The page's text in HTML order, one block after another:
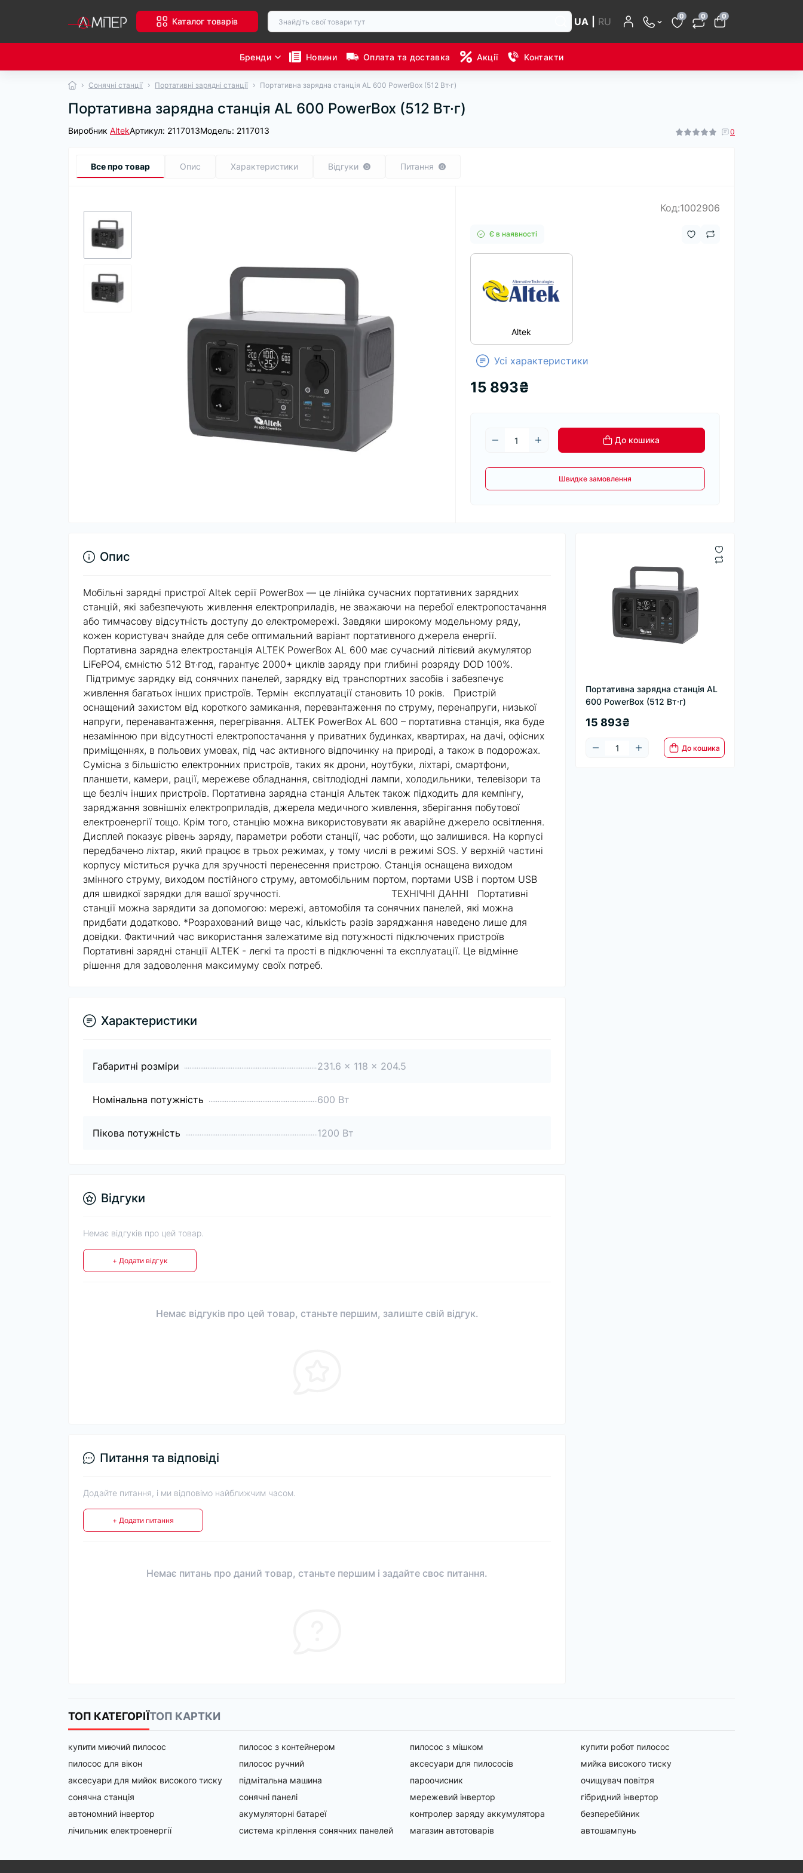
Каталог товарів UA RU 0 0 0
Бренди Новини Оплата та доставка Акції Контакти
Сонячні станції Портативні зарядні станції Портативна зарядна станція AL 600 PowerBox (512 Вт·г)
Портативна зарядна станція AL 600 PowerBox (512 Вт·г)
Виробник AltekАртикул: 2117013Модель: 2117013 0
Все про товар Опис Характеристики Відгуки 0 Питання 0
Код:1002906
Є в наявності
Altek
Усі характеристики
15 893₴
До кошика
Швидке замовлення
Портативна зарядна станція AL
600 PowerBox (512 Вт·г)
15 893₴
До кошика
Опис
Мобільні зарядні пристрої Altek серії PowerBox — це лінійка сучасних портативних зарядних
станцій, які забезпечують живлення електроприладів, не зважаючи на перебої електропостачання
або тимчасову відсутність доступу до електромережі. Завдяки широкому модельному ряду,
кожен користувач знайде для себе оптимальний варіант портативного джерела енергії.
Портативна зарядна електростанція ALTEK PowerBox AL 600 має сучасний літієвий акумулятор
LiFePO4, ємністю 512 Вт·год, гарантує 2000+ циклів заряду при глибині розряду DOD 100%.
Підтримує зарядку від сонячних панелей, зарядку від транспортних засобів і забезпечує
живлення багатьох інших пристроїв. Термін експлуатації становить 10 років. Пристрій
оснащений захистом від короткого замикання, перевантаження по струму, перенапруги, низької
напруги, перенавантаження, перегрівання. ALTEK PowerBox AL 600 – портативна станція, яка буде
незамінною при відсутності електропостачання у приватних будинках, квартирах, на дачі, офісних
приміщеннях, в польових умовах, під час активного відпочинку на природі, а також в подорожах.
Сумісна з більшістю електронних пристроїв, таких як дрони, ноутбуки, ліхтарі, смартфони,
планшети, камери, рації, мережеве обладнання, світлодіодні лампи, холодильники, телевізори та
ще безліч інших пристроїв. Портативна зарядна станція Альтек також підходить для кемпінгу,
заряджання зовнішніх електроприладів, джерела медичного живлення, зберігання побутової
електроенергії тощо. Крім того, станцію можна використовувати як аварійне джерело освітлення.
Дисплей показує рівень заряду, параметри роботи станції, час роботи, що залишився. На корпусі
передбачено ліхтар, який працює в трьох режимах, у тому числі в режимі SOS. У верхній частині
корпусу міститься ручка для зручності перенесення пристрою. Станція оснащена виходом
змінного струму, виходом постійного струму, автомобільним портом, портами USB і портом USB
для швидкої зарядки для вашої зручності. ТЕХНІЧНІ ДАННІ Портативні
станції можна зарядити за допомогою: мережі, автомобіля та сонячних панелей, які можна
придбати додатково. *Розрахований вище час, кількість разів заряджання наведено лише для
довідки. Фактичний час використання залежатиме від потужності підключених пристроїв
Портативні зарядні станції ALTEK - легкі та прості в підключенні та експлуатації. Це відмінне
рішення для задоволення максимуму своїх потреб.
Характеристики
Габаритні розміри 231.6 x 118 x 204.5
Номінальна потужність 600 Вт
Пікова потужність 1200 Вт
Відгуки
Немає відгуків про цей товар.
+ Додати відгук
Немає відгуків про цей товар, станьте першим, залиште свій відгук.
Питання та відповіді
Додайте питання, і ми відповімо найближчим часом.
+ Додати питання
Немає питань про даний товар, станьте першим і задайте своє питання.
ТОП КАТЕГОРІЇТОП КАРТКИ
купити миючий пилосос пилосос з контейнером пилосос з мішком
купити робот пилосос
пилосос для вікон
пилосос ручний аксесуари для пилососів
мийка високого тиску
аксесуари для мийок високого тиску
підмітальна машина пароочисник
очищувач повітря
сонячна станція
сонячні панелі мережевий інвертор
гібридний інвертор
автономний інвертор
акумуляторні батареї контролер заряду аккумулятора
безперебійник
лічильник електроенергії
система кріплення сонячних панелей магазин автотоварів автошампунь